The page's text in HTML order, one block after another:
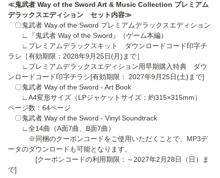
≪鬼武者 Way of the Sword Art & Music Collection プレミアム
デラックスエディション セット内容≫
〇鬼武者 Way of the Sword プレミアムデラックスエディション
∟『鬼武者 Way of the Sword』（ゲーム本編）
∟プレミアムデラックスキット ダウンロードコード印字チ
ラシ［有効期限：2028年9月25日(月)まで］
∟プレミアムデラックスエディション用早期購入特典 ダウ
ンロードコード印字チラシ[有効期限： 2027年9月25日(土)まで]
〇鬼武者 Way of the Sword - Art Book
∟A4変形サイズ（LPジャケットサイズ：約315×315mm）
ページ数：64ページ
〇鬼武者 Way of the Sword - Vinyl Soundtrack
∟全14曲（A面7曲、B面7曲）
※同梱のクーポンコードをご使用いただくことで、MP3デ
ータのダウンロードも可能となります。
[クーポンコードの利用期限：～2027年2月28日（日）ま
で]